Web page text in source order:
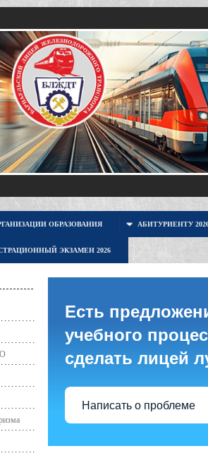
ОБРАЗОВАНИЯ АБИТУРИЕНТУ
ЭКЗАМЕН 2026
Есть
учебного
сделать лицей
Написать о проблеме